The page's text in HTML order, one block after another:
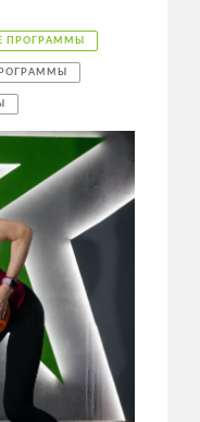
ПРОГРАММЫ